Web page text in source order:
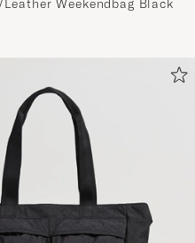
Weekendbag Black